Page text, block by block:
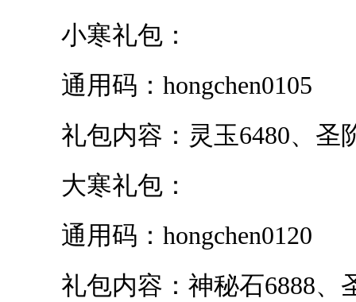
小寒礼包：
通用码：hongchen0105
礼包内容：灵玉6480、圣
大寒礼包：
通用码：hongchen0120
礼包内容：神秘石6888、